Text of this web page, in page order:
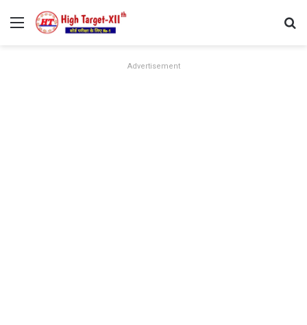
Menu
Advertisement